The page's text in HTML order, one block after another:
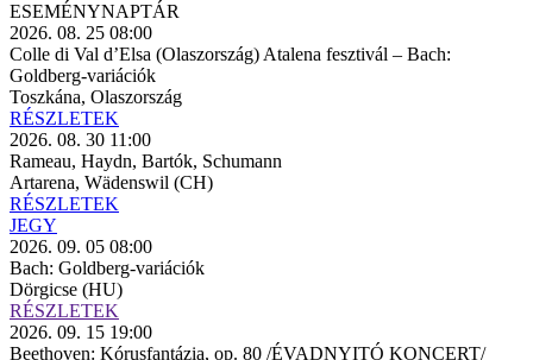
ESEMÉNY­NAPTÁR
2026. 08. 25 08:00
Colle di Val d’Elsa (Olaszország) Atalena fesztivál – Bach:
Goldberg-variációk
Toszkána, Olaszország
RÉSZLETEK
2026. 08. 30 11:00
Rameau, Haydn, Bartók, Schumann
Artarena, Wädenswil (CH)
RÉSZLETEK
JEGY
2026. 09. 05 08:00
Bach: Goldberg-variációk
Dörgicse (HU)
RÉSZLETEK
2026. 09. 15 19:00
Beethoven: Kórusfantázia, op. 80 /ÉVADNYITÓ KONCERT/